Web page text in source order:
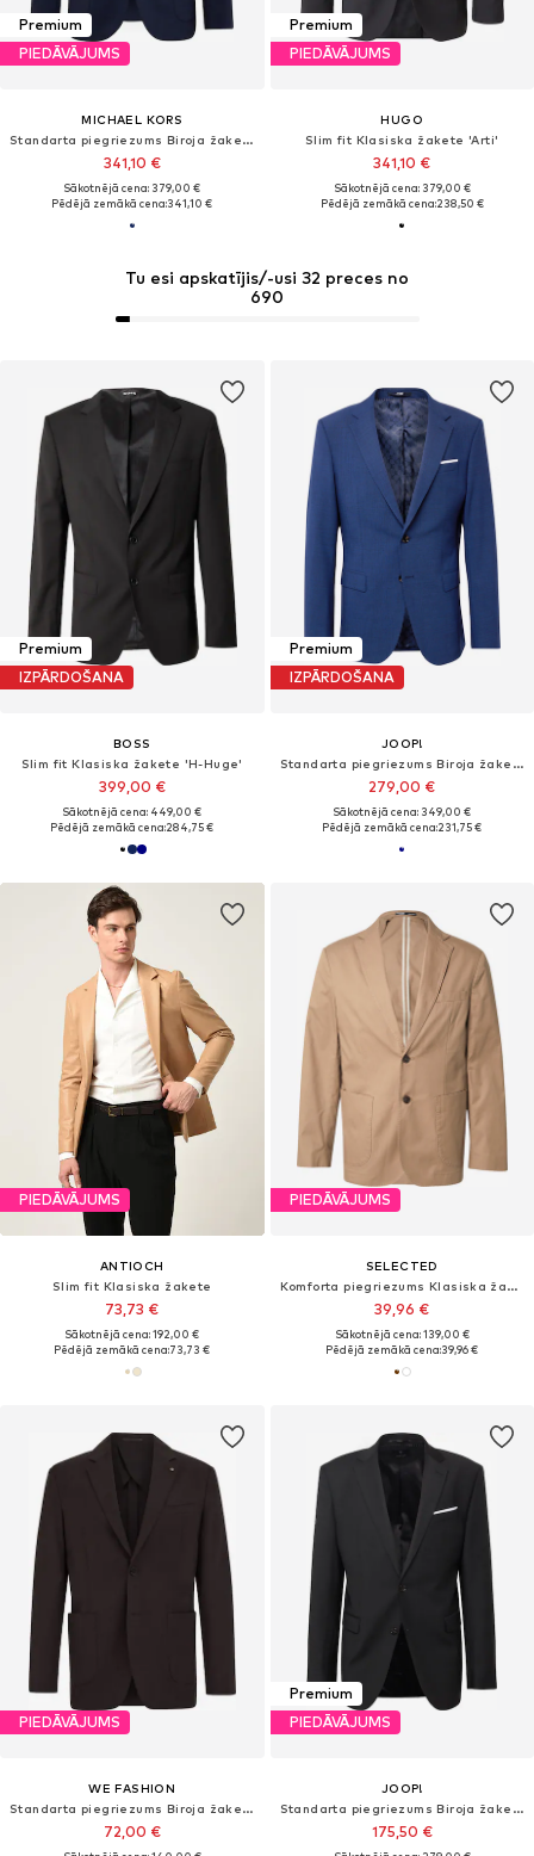
Premium
PIEDĀVĀJUMS
MICHAEL KORS
Standarta piegriezums Biroja žakete
341,10 €
Sākotnējā cena: 379,00 €
Pēdējā zemākā cena:341,10 €
Premium
PIEDĀVĀJUMS
HUGO
Slim fit Klasiska žakete 'Arti'
341,10 €
Sākotnējā cena: 379,00 €
Pēdējā zemākā cena:238,50 €
Premium
IZPĀRDOŠANA
BOSS
Slim fit Klasiska žakete 'H-Huge'
399,00 €
Sākotnējā cena: 449,00 €
Pēdējā zemākā cena:284,75 €
Tu esi apskatījis/-usi 32 preces no
690
Premium
IZPĀRDOŠANA
JOOP!
Standarta piegriezums Biroja žakete
279,00 €
Sākotnējā cena: 349,00 €
Pēdējā zemākā cena:231,75 €
PIEDĀVĀJUMS
ANTIOCH
Slim fit Klasiska žakete
73,73 €
Sākotnējā cena: 192,00 €
Pēdējā zemākā cena:73,73 €
PIEDĀVĀJUMS
SELECTED
Komforta piegriezums Klasiska žakete 'SLHTANGER'
39,96 €
Sākotnējā cena: 139,00 €
Pēdējā zemākā cena:39,96 €
PIEDĀVĀJUMS
WE FASHION
Standarta piegriezums Biroja žakete
72,00 €
Premium
PIEDĀVĀJUMS
JOOP!
Standarta piegriezums Biroja žakete
175,50 €